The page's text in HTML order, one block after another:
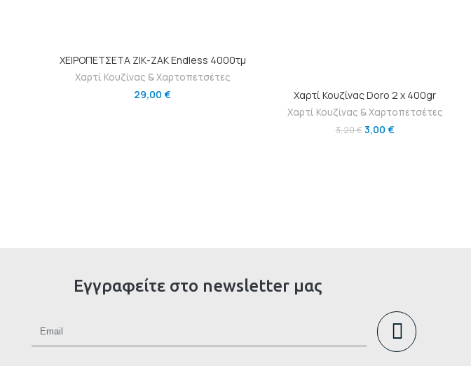
ΧΕΙΡΟΠΕΤΣΕΤΑ ΖΙΚ-ΖΑΚ Endless 4000τμ
Χαρτί Κουζίνας & Χαρτοπετσέτες
29,00 € ΠΡΟΣΘΉΚΗ ΣΤΟ ΚΑΛΆΘΙ
Χαρτί Κουζίνας Doro 2 x 400gr
Χαρτί Κουζίνας & Χαρτοπετσέτες
3,20€ 3,00 €
Εγγραφείτε στο newsletter μας